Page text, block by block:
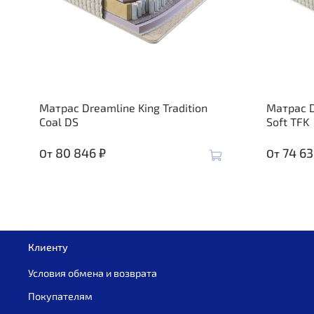
Матрас Dreamline King Tradition
Coal DS
От 80 846 ₽
Матрас
Soft TFK
От 74
Клиенту
Условия обмена и возврата
Покупателям